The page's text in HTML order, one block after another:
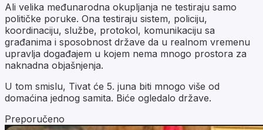
Ali velika međunarodna okupljanja ne testiraju samo
političke poruke. Ona testiraju sistem, policiju,
koordinaciju, službe, protokol, komunikaciju sa
građanima i sposobnost države da u realnom vremenu
upravlja događajem u kojem nema mnogo prostora za
naknadna objašnjenja.
U tom smislu, Tivat će 5. juna biti mnogo više od
domaćina jednog samita. Biće ogledalo države.
Preporučeno